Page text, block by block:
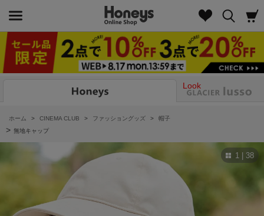
Look
ホーム > CINEMA CLUB > ファッショングッズ > 帽子
> 無地キャップ
1 | 38